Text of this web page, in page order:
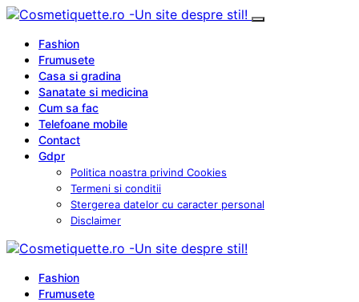
Fashion
Frumusete
Casa si gradina
Sanatate si medicina
Cum sa fac
Telefoane mobile
Contact
Gdpr
Politica noastra privind Cookies
Termeni si conditii
Stergerea datelor cu caracter personal
Disclaimer
Fashion
Frumusete